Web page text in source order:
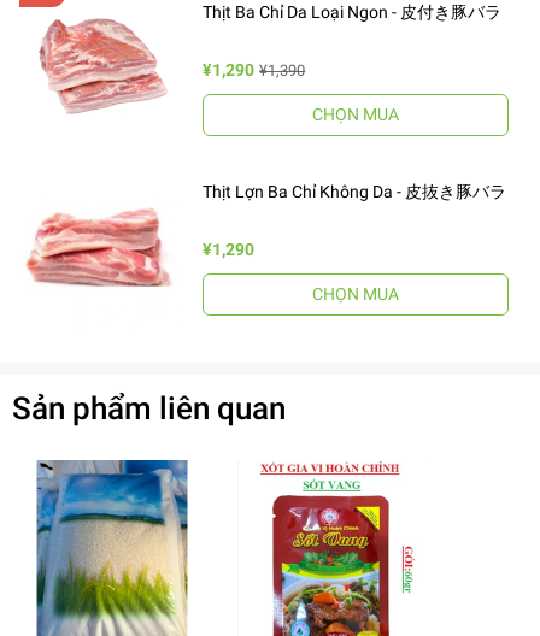
Thịt Ba Chỉ Da Loại Ngon - 皮付き豚バラ
¥1,290 ¥1,390
CHỌN MUA
Thịt Lợn Ba Chỉ Không Da - 皮抜き豚バラ
¥1,290
CHỌN MUA
Sản phẩm liên quan